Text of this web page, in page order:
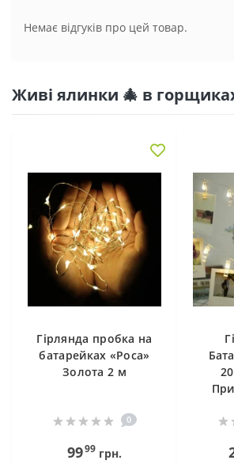
Немає відгуків про цей товар.
Живі ялинки 🎄 в
Гірлянда пробка на
батарейках «Роса»
Золота 2 м
0
9999 грн.